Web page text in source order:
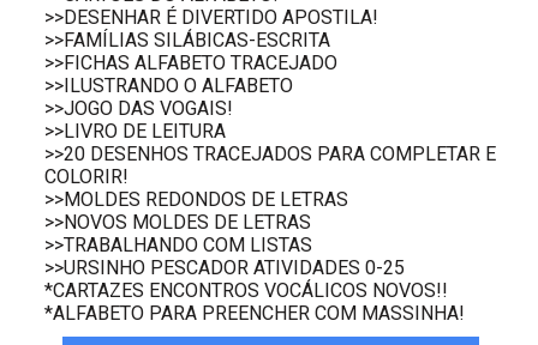
>>DESENHAR É DIVERTIDO APOSTILA!
>>FAMÍLIAS SILÁBICAS-ESCRITA
>>FICHAS ALFABETO TRACEJADO
>>ILUSTRANDO O ALFABETO
>>JOGO DAS VOGAIS!
>>LIVRO DE LEITURA
>>20 DESENHOS TRACEJADOS PARA COMPLETAR E
COLORIR!
>>MOLDES REDONDOS DE LETRAS
>>NOVOS MOLDES DE LETRAS
>>TRABALHANDO COM LISTAS
>>URSINHO PESCADOR ATIVIDADES 0-25
*CARTAZES ENCONTROS VOCÁLICOS NOVOS!!
*ALFABETO PARA PREENCHER COM MASSINHA!